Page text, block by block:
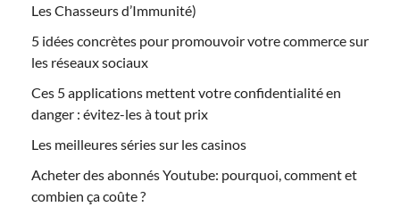
Les Chasseurs d’Immunité)
5 idées concrètes pour promouvoir votre commerce sur
les réseaux sociaux
Ces 5 applications mettent votre confidentialité en
danger : évitez-les à tout prix
Les meilleures séries sur les casinos
Acheter des abonnés Youtube: pourquoi, comment et
combien ça coûte ?